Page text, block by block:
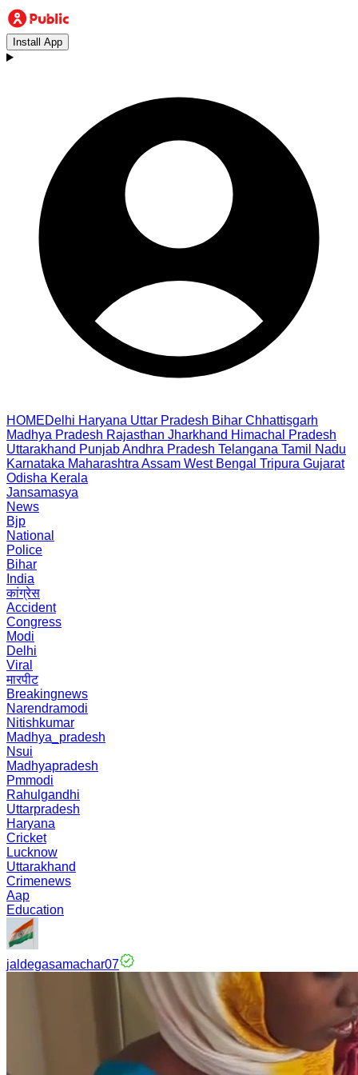
Install App
HOMEDelhi Haryana Uttar Pradesh Bihar Chhattisgarh
Madhya Pradesh Rajasthan Jharkhand Himachal Pradesh
Uttarakhand PunjabAndhra Pradesh Telangana Tamil Nadu
Karnataka Maharashtra Assam West Bengal Tripura Gujarat
Odisha Kerala
Jansamasya
News
Bjp
National
Police
Bihar
India
कांग्रेस
Accident
Congress
Modi
Delhi
Viral
मारपीट
Breakingnews
Narendramodi
Nitishkumar
Madhya_pradesh
Nsui
Madhyapradesh
Pmmodi
Rahulgandhi
Uttarpradesh
Haryana
Cricket
Lucknow
Uttarakhand
Crimenews
Aap
Education
jaldegasamachar07